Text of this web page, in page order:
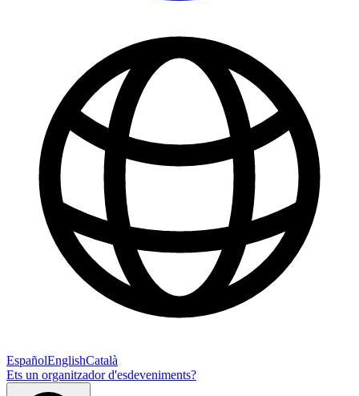
EspañolEnglishCatalà
Ets un organitzador d'esdeveniments?